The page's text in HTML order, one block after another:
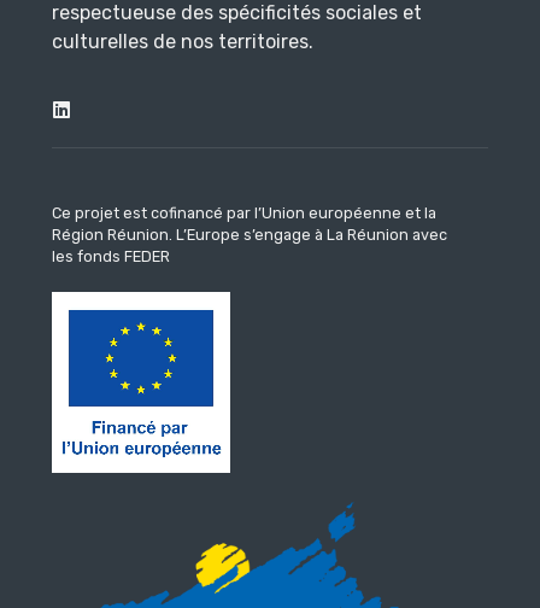
respectueuse des spécificités sociales et
culturelles de nos territoires.
Ce projet est cofinancé par l’Union européenne et la
Région Réunion. L’Europe s’engage à La Réunion avec
les fonds FEDER